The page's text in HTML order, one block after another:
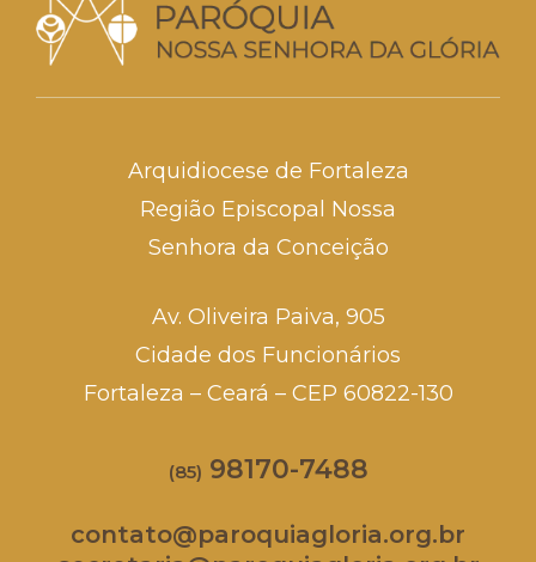
Arquidiocese de Fortaleza
Região Episcopal Nossa
Senhora da Conceição
Av. Oliveira Paiva, 905
Cidade dos Funcionários
Fortaleza – Ceará – CEP 60822-130
(85) 98170-7488
contato@paroquiagloria.org.br